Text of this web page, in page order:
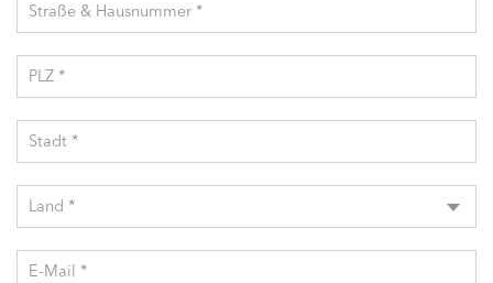
Straße & Hausnummer *
PLZ *
Stadt *
Land *
E-Mail *